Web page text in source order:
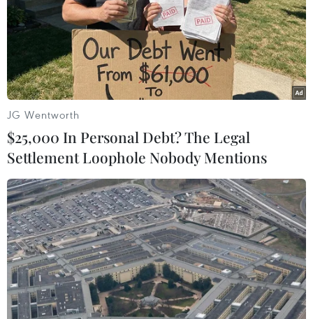
Chiếc quan tài 2.000 năm tuổi được làm bằng vàng
theo hình xác ướp của thầy tế Nedjemankh ở triều đại
Ptolemaic vốn bị đánh cắp khỏi Ai Cập từ năm 2011 nay
đã được "hồi hương."
JG Wentworth
$25,000 In Personal Debt? The Legal
Settlement Loophole Nobody Mentions